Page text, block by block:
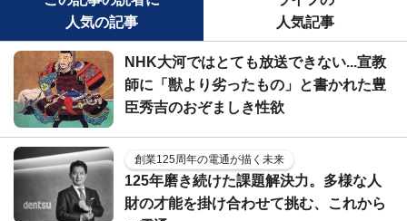
人気の記事
人気記事
NHK大河ではとても放送できない...宣教
師に「獣より劣ったもの」と書かれた豊
臣秀吉のおぞましき性欲
創業125周年の電通が描く未来
125年磨き続けた課題解決力。多様な人
財の才能を掛け合わせて挑む、これから